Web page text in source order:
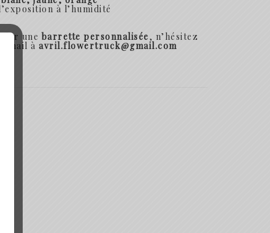
à l’humidité
unebarrette personnalisée, n’hésitez
mail àavril.flowertruck@gmail.com